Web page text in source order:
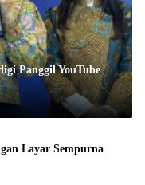
Panggil YouTube
Layar Sempurna